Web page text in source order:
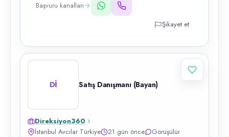
Başvuru kanalları
Şikayet et
Dİ Satış Danışmanı (Bayan)
Direksiyon360
İstanbul Avcılar Türkiye
21 gün önce Görüşülür